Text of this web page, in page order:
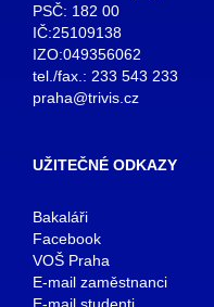
PSČ: 182 00
IČ:25109138
IZO:049356062
tel./fax.: 233 543 233
praha@trivis.cz
UŽITEČNÉ ODKAZY
Bakaláři
Facebook
VOŠ Praha
E-mail zaměstnanci
E-mail studenti